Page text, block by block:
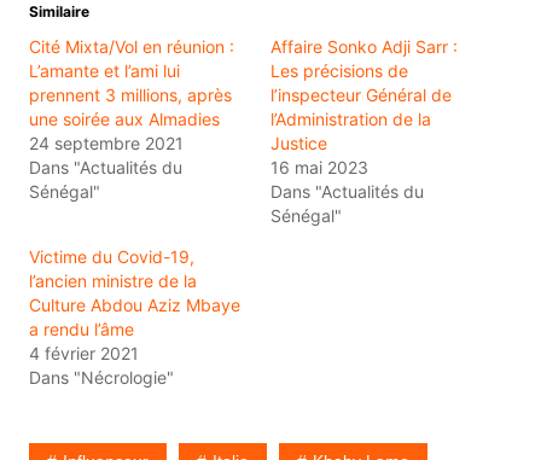
Similaire
Cité Mixta/Vol en réunion :
L’amante et l’ami lui
prennent 3 millions, après
une soirée aux Almadies
24 septembre 2021
Dans "Actualités du
Sénégal"
Affaire Sonko Adji Sarr :
Les précisions de
l’inspecteur Général de
l’Administration de la
Justice
16 mai 2023
Dans "Actualités du
Sénégal"
Victime du Covid-19,
l’ancien ministre de la
Culture Abdou Aziz Mbaye
a rendu l’âme
4 février 2021
Dans "Nécrologie"